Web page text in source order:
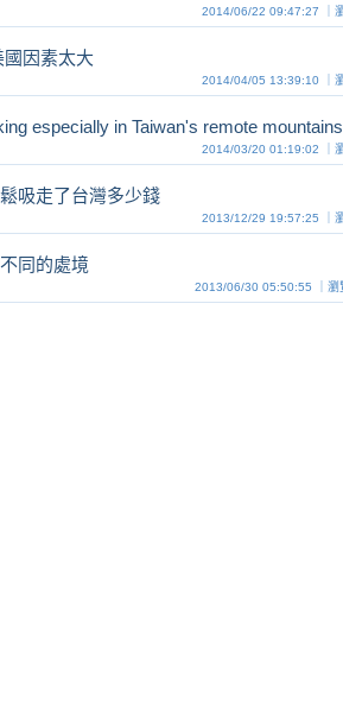
2014/06/22 09:47:27 ｜
國因素太大
2014/04/05 13:39:10 ｜
especially in Taiwan's remote mountains
2014/03/20 01:19:02 ｜
吸走了台灣多少錢
2013/12/29 19:57:25 ｜
同的處境
2013/06/30 05:50:55 ｜瀏